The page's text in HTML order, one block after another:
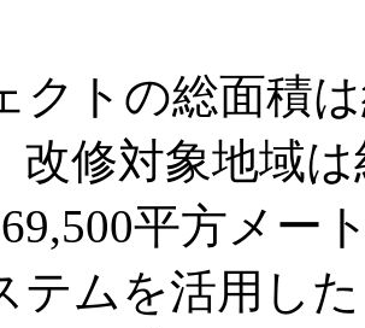
クトの総面積
改修対象地域
平方メー
テムを活用し